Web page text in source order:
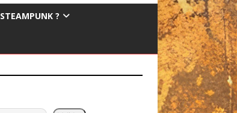
STEAMPUNK ?